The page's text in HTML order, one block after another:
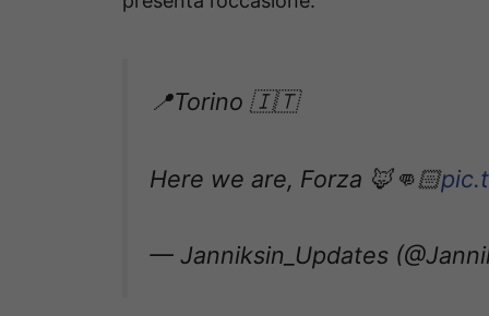
📍Torino 🇮🇹
Here we are, Forza 🦊👊🏻
— Janniksin_Updates